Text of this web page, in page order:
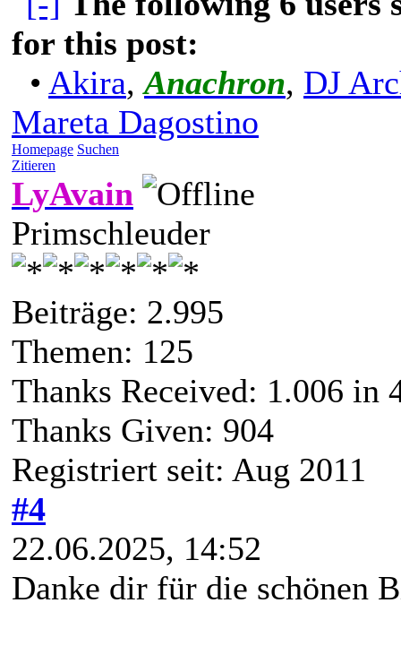
for this post:
• Akira,Anachron, DJ
Mareta Dagostino
Homepage Suchen
Zitieren
LyAvain
Primschleuder
Beiträge: 2.995
Themen: 125
Thanks Received: 1.006 in
Thanks Given: 904
Registriert seit: Aug 2011
#4
22.06.2025, 14:52
Danke dir für die schönen